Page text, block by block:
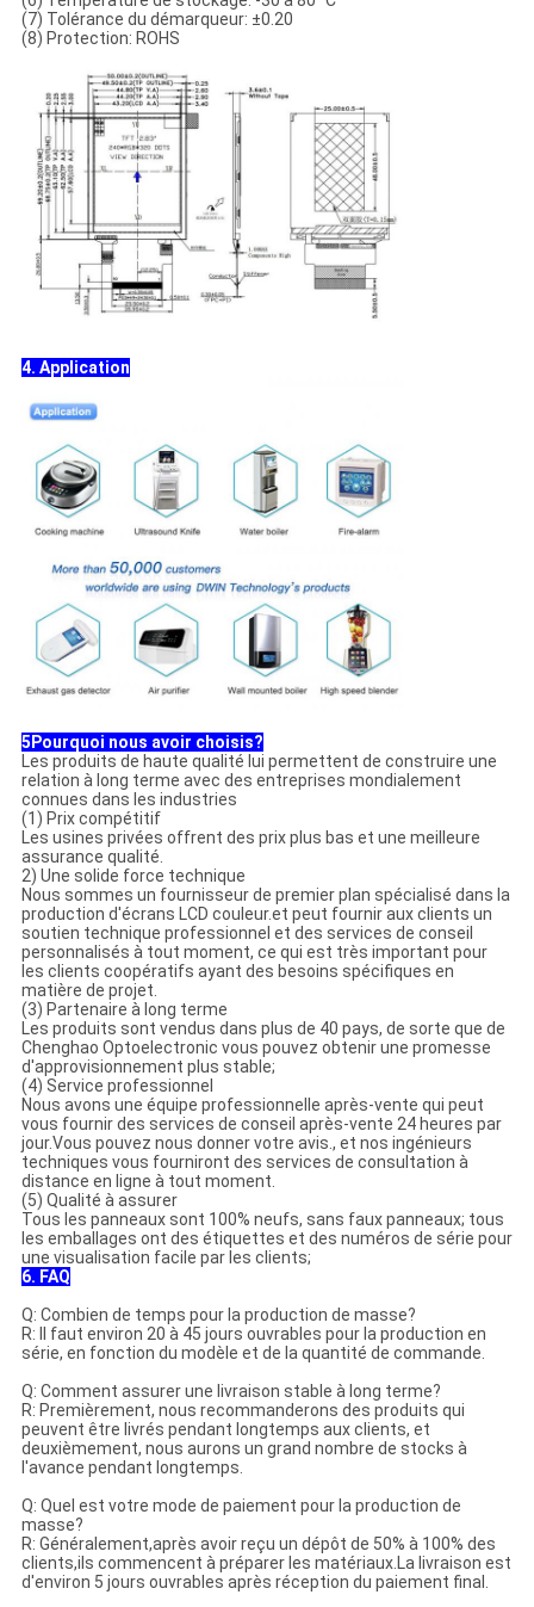
(7) Tolérance du démarqueur: ±0.20
(8) Protection: ROHS
4. Application
5Pourquoi nous avoir choisis?
Les produits de haute qualité lui permettent de construire une
relation à long terme avec des entreprises mondialement
connues dans les industries
(1) Prix compétitif
Les usines privées offrent des prix plus bas et une meilleure
assurance qualité.
2) Une solide force technique
Nous sommes un fournisseur de premier plan spécialisé dans la
production d'écrans LCD couleur.et peut fournir aux clients un
soutien technique professionnel et des services de conseil
personnalisés à tout moment, ce qui est très important pour
les clients coopératifs ayant des besoins spécifiques en
matière de projet.
(3) Partenaire à long terme
Les produits sont vendus dans plus de 40 pays, de sorte que de
Chenghao Optoelectronic vous pouvez obtenir une promesse
d'approvisionnement plus stable;
(4) Service professionnel
Nous avons une équipe professionnelle après-vente qui peut
vous fournir des services de conseil après-vente 24 heures par
jour.Vous pouvez nous donner votre avis., et nos ingénieurs
techniques vous fourniront des services de consultation à
distance en ligne à tout moment.
(5) Qualité à assurer
Tous les panneaux sont 100% neufs, sans faux panneaux; tous
les emballages ont des étiquettes et des numéros de série pour
une visualisation facile par les clients;
6. FAQ
Q: Combien de temps pour la production de masse?
R: Il faut environ 20 à 45 jours ouvrables pour la production en
série, en fonction du modèle et de la quantité de commande.
Q: Comment assurer une livraison stable à long terme?
R: Premièrement, nous recommanderons des produits qui
peuvent être livrés pendant longtemps aux clients, et
deuxièmement, nous aurons un grand nombre de stocks à
l'avance pendant longtemps.
Q: Quel est votre mode de paiement pour la production de
masse?
R: Généralement,après avoir reçu un dépôt de 50% à 100% des
clients,ils commencent à préparer les matériaux.La livraison est
d'environ 5 jours ouvrables après réception du paiement final.